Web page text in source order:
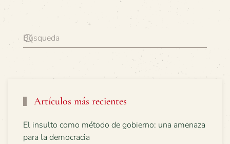
Artículos más recientes
El insulto como método de gobierno: una amenaza
para la democracia